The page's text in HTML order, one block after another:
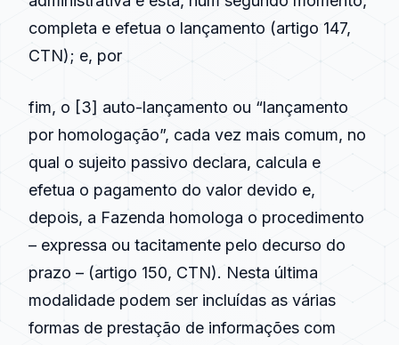
completa e efetua o lançamento (artigo 147,
CTN); e, por
fim, o [3] auto-lançamento ou “lançamento
por homologação”, cada vez mais comum, no
qual o sujeito passivo declara, calcula e
efetua o pagamento do valor devido e,
depois, a Fazenda homologa o procedimento
– expressa ou tacitamente pelo decurso do
prazo – (artigo 150, CTN). Nesta última
modalidade podem ser incluídas as várias
formas de prestação de informações com